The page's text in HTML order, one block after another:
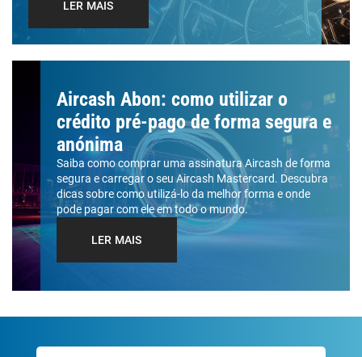
LER MAIS
Aircash Abon: como utilizar o
crédito pré-pago de forma segura e
anónima
Saiba como comprar uma assinatura Aircash de forma
segura e carregar o seu Aircash Mastercard. Descubra
dicas sobre como utilizá-lo da melhor forma e onde
pode pagar com ele em todo o mundo.
LER MAIS